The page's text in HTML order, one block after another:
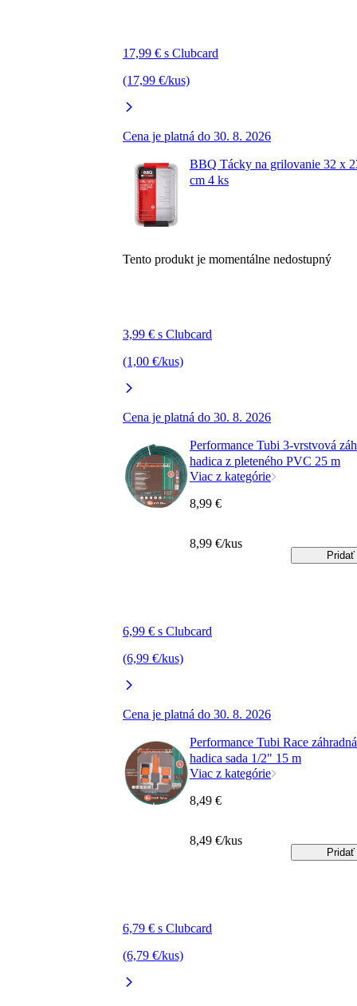
17,99 € s Clubcard
(17,99 €/kus)
Cena je platná do 30. 8. 2026
BBQ Tácky na grilovanie 32 x
cm 4 ks
Tento produkt je momentálne nedostupný
3,99 € s Clubcard
(1,00 €/kus)
Cena je platná do 30. 8. 2026
Performance Tubi 3-vrstvová
hadica z pleteného PVC 25 m
Viac z kategórie
6,99 € s Clubcard
(6,99 €/kus)
Cena je platná do 30. 8. 2026
8,99 €
8,99 €/kus
Pridať
Performance Tubi Race záhradná
hadica sada 1/2" 15 m
Viac z kategórie
6,79 € s Clubcard
(6,79 €/kus)
8,49 €
8,49 €/kus
Pridať